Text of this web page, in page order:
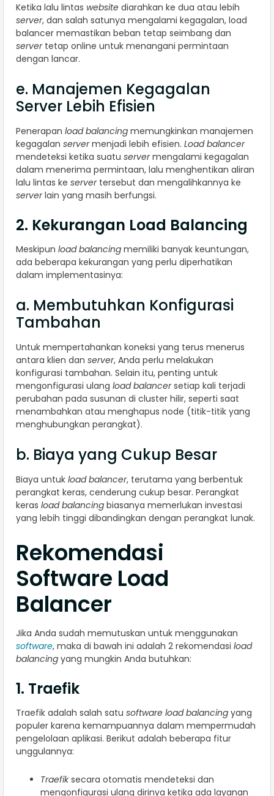
Ketika lalu lintas website diarahkan ke dua atau lebih
server, dan salah satunya mengalami kegagalan, load
balancer memastikan beban tetap seimbang dan
servertetap online untuk menangani permintaan
dengan lancar.
e. Manajemen Kegagalan
Server Lebih Efisien
Penerapan load balancing memungkinkan manajemen
kegagalan servermenjadi lebih efisien. Load balancer
mendeteksi ketika suatu servermengalami kegagalan
dalam menerima permintaan, lalu menghentikan aliran
lalu lintas ke servertersebut dan mengalihkannya ke
serverlain yang masih berfungsi.
2. Kekurangan Load Balancing
Meskipun load balancing memiliki banyak keuntungan,
ada beberapa kekurangan yang perlu diperhatikan
dalam implementasinya:
a. Membutuhkan Konfigurasi
Tambahan
Untuk mempertahankan koneksi yang terus menerus
antara klien dan server, Anda perlu melakukan
konfigurasi tambahan. Selain itu, penting untuk
mengonfigurasi ulang load balancersetiap kali terjadi
perubahan pada susunan di cluster hilir, seperti saat
menambahkan atau menghapus node (titik-titik yang
menghubungkan perangkat).
b. Biaya yang Cukup Besar
Biaya untuk load balancer, terutama yang berbentuk
perangkat keras, cenderung cukup besar. Perangkat
keras load balancing biasanya memerlukan investasi
yang lebih tinggi dibandingkan dengan perangkat lunak.
Rekomendasi
Software Load
Balancer
Jika Anda sudah memutuskan untuk menggunakan
software, maka di bawah ini adalah 2 rekomendasi load
balancing yang mungkin Anda butuhkan:
1. Traefik
Traefik adalah salah satu software load balancing yang
populer karena kemampuannya dalam mempermudah
pengelolaan aplikasi. Berikut adalah beberapa fitur
unggulannya:
Traefiksecara otomatis mendeteksi dan
mengonfigurasi ulang dirinya ketika ada layanan